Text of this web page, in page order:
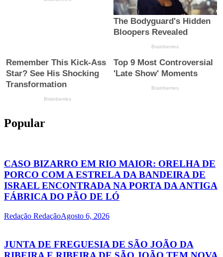
Popular
CASO BIZARRO EM RIO MAIOR: ORELHA DE
PORCO COM A ESTRELA DA BANDEIRA DE
ISRAEL ENCONTRADA NA PORTA DA ANTIGA
FÁBRICA DO PÃO DE LÓ
Redação RedaçãoAgosto 6, 2026
JUNTA DE FREGUESIA DE SÃO JOÃO DA